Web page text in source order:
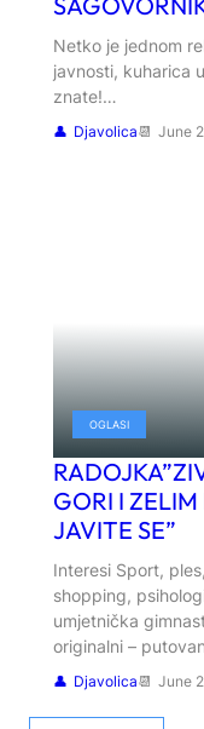
Netko je jednom
javnosti, kuharica
znate!…
Djavolica June
OGLASI
GORI I
JAVITE SE”
Interesi Sport,
shopping,
umjetnička
originalni –
Djavolica June